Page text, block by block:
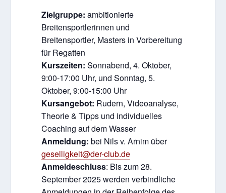
Zielgruppe: ambitionierte
Breitensportlerinnen und
Breitensportler, Masters in Vorbereitung
für Regatten
Kurszeiten: Sonnabend, 4. Oktober,
9:00-17:00 Uhr, und Sonntag, 5.
Oktober, 9:00-15:00 Uhr
Kursangebot: Rudern, Videoanalyse,
Theorie & Tipps und individuelles
Coaching auf dem Wasser
Anmeldung: bei Nils v. Arnim über
geselligkeit@der-club.de
Anmeldeschluss: Bis zum 28.
September 2025 werden verbindliche